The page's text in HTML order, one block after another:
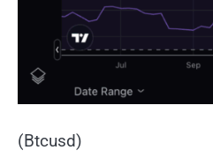
(Btcusd)